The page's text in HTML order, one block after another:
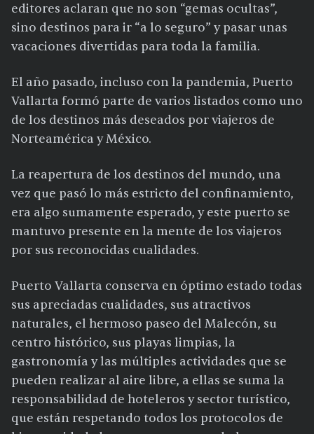
editores aclaran que no son “gemas ocultas”,
sino destinos para ir “a lo seguro” y pasar unas
vacaciones divertidas para toda la familia.
El año pasado, incluso con la pandemia, Puerto
Vallarta formó parte de varios listados como uno
de los destinos más deseados por viajeros de
Norteamérica y México.
La reapertura de los destinos del mundo, una
vez que pasó lo más estricto del confinamiento,
era algo sumamente esperado, y este puerto se
mantuvo presente en la mente de los viajeros
por sus reconocidas cualidades.
Puerto Vallarta conserva en óptimo estado todas
sus apreciadas cualidades, sus atractivos
naturales, el hermoso paseo del Malecón, su
centro histórico, sus playas limpias, la
gastronomía y las múltiples actividades que se
pueden realizar al aire libre, a ellas se suma la
responsabilidad de hoteleros y sector turístico,
que están respetando todos los protocolos de